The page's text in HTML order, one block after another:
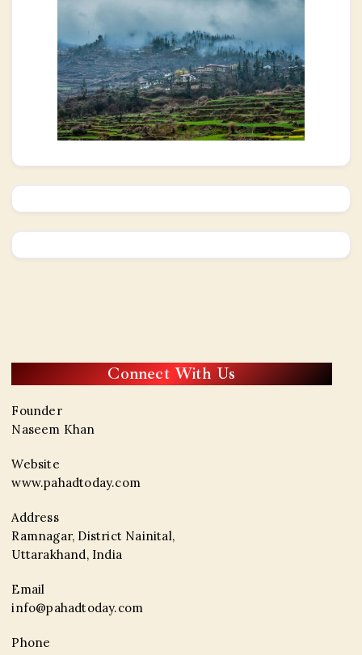
Connect With Us
Founder
Naseem Khan
Website
www.pahadtoday.com
Address
Ramnagar, District Nainital,
Uttarakhand, India
Email
info@pahadtoday.com
Phone